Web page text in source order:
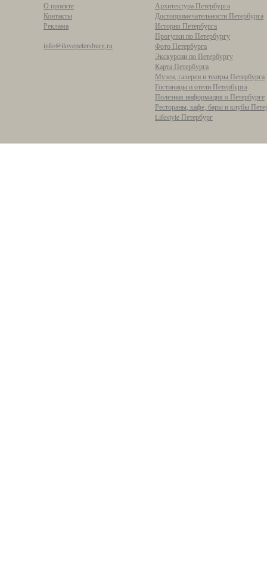
О проекте
Контакты
Реклама
info@ilovepetersburg.ru
Архитектура Петербурга
Достопримечательности Петербурга
История Петербурга
Прогулки по Петербургу
Фото Петербурга
Экскурсии по Петербургу
Карта Петербурга
Музеи, галереи и театры Петербурга
Гостиницы и отели Петербурга
Полезная информация о Петербурге
Рестораны, кафе, бары и клубы
Lifestyle Петербург